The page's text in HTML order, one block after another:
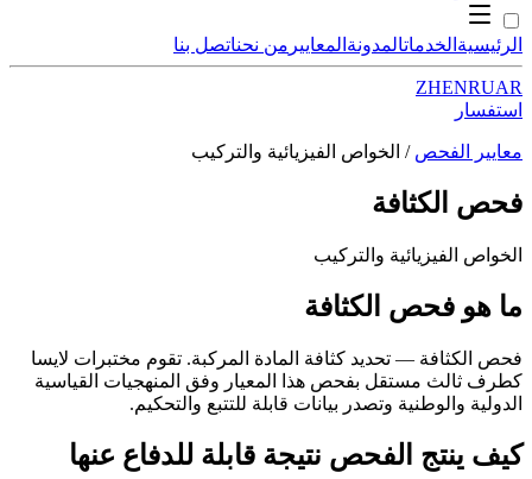
الرئيسية الخدماتالمدونة المعايير من نحناتصل بنا
ZHENRUAR
استفسار
معايير الفحص / الخواص الفيزيائية والتركيب
فحص الكثافة
الخواص الفيزيائية والتركيب
ما هو فحص الكثافة
فحص الكثافة — تحديد كثافة المادة المركبة. تقوم مختبرات لايسا
كطرف ثالث مستقل بفحص هذا المعيار وفق المنهجيات القياسية
الدولية والوطنية وتصدر بيانات قابلة للتتبع والتحكيم.
كيف ينتج الفحص نتيجة قابلة للدفاع عنها